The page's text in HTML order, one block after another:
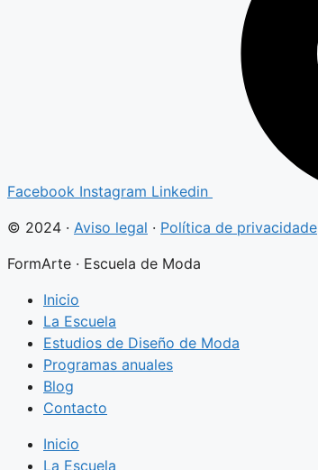
Facebook Instagram Linkedin
© 2024 · Aviso legal · Política de privacidade
FormArte · Escuela de Moda
Inicio
La Escuela
Estudios de Diseño de Moda
Programas anuales
Blog
Contacto
Inicio
La Escuela